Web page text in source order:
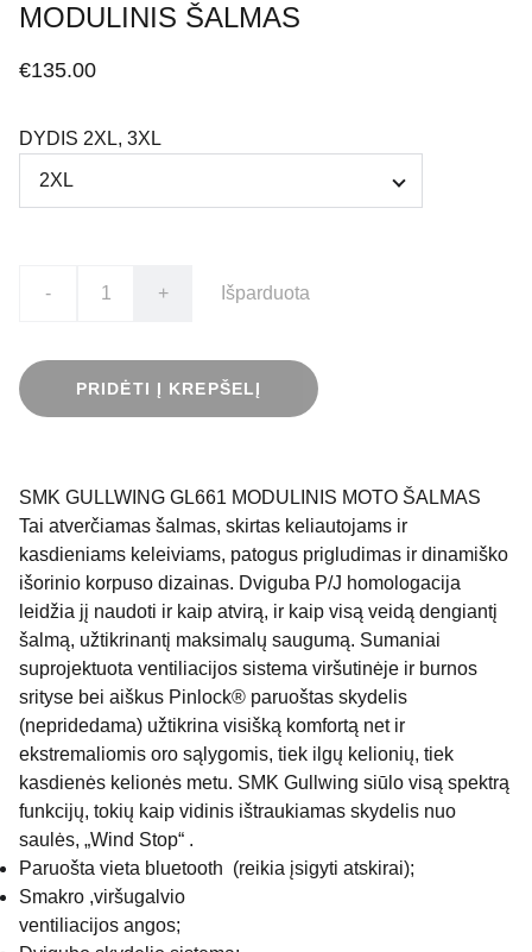
MODULINIS ŠALMAS
€135.00
DYDIS 2XL, 3XL
- + Išparduota
PRIDĖTI Į KREPŠELĮ
SMK GULLWING GL661 MODULINIS MOTO ŠALMAS
Tai atverčiamas šalmas, skirtas keliautojams ir
kasdieniams keleiviams, patogus prigludimas ir dinamiško
išorinio korpuso dizainas. Dviguba P/J homologacija
leidžia jį naudoti ir kaip atvirą, ir kaip visą veidą dengiantį
šalmą, užtikrinantį maksimalų saugumą. Sumaniai
suprojektuota ventiliacijos sistema viršutinėje ir burnos
srityse bei aiškus Pinlock® paruoštas skydelis
(nepridedama) užtikrina visišką komfortą net ir
ekstremaliomis oro sąlygomis, tiek ilgų kelionių, tiek
kasdienės kelionės metu. SMK Gullwing siūlo visą spektrą
funkcijų, tokių kaip vidinis ištraukiamas skydelis nuo
saulės, „Wind Stop“ .
Paruošta vieta bluetooth (reikia įsigyti atskirai);
Smakro ,viršugalvio
ventiliacijos angos;